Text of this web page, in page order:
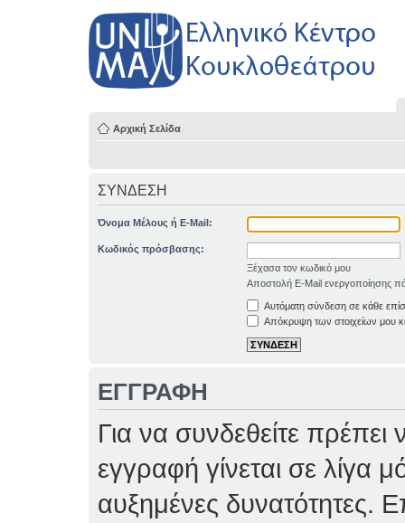
Αρχική Σελίδα
ΣΥΝΔΕΣΗ
Όνομα Μέλους ή E-Mail:
Κωδικός πρόσβασης:
Ξέχασα τον κωδικό μου
Αποστολή E-Mail ενεργοποίησης
Αυτόματη σύνδεση σε κάθε
Απόκρυψη των στοιχείων μου
ΕΓΓΡΑΦΗ
Για να συνδεθείτε
εγγραφή γίνεται σε λίγα
αυξημένες δυνατότητες.